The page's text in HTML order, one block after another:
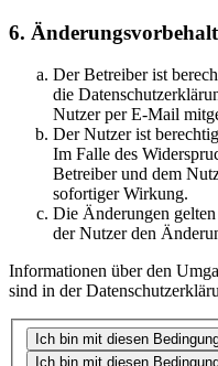
6. Änderungsvorbehalt
Der Betreiber ist
die
Nutzer per E-Mail
Der Nutzer ist
Im Falle des
Betreiber und dem
sofortiger Wirkung.
Die Änderungen
der Nutzer den
Informationen über den
sind in der